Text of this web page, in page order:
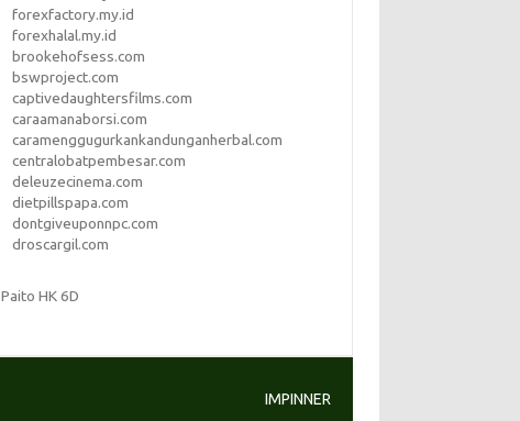
forexfactory.my.id
forexhalal.my.id
brookehofsess.com
bswproject.com
captivedaughtersfilms.com
caraamanaborsi.com
caramenggugurkankandunganherbal.com
centralobatpembesar.com
deleuzecinema.com
dietpillspapa.com
dontgiveuponnpc.com
droscargil.com
Paito HK 6D
IMPINNER